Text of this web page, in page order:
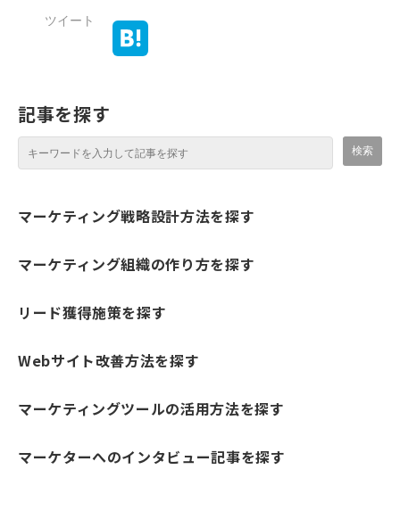
ツイート
記事を探す
マーケティング戦略設計方法を探す
マーケティング組織の作り方を探す
リード獲得施策を探す
Webサイト改善方法を探す
マーケティングツールの活用方法を探す
マーケターへのインタビュー記事を探す